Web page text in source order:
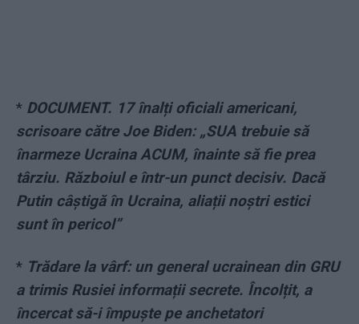
* DOCUMENT. 17 înalți oficiali americani,
scrisoare către Joe Biden: „SUA trebuie să
înarmeze Ucraina ACUM, înainte să fie prea
târziu. Războiul e într-un punct decisiv. Dacă
Putin câștigă în Ucraina, aliații noștri estici
sunt în pericol”
* Trădare la vârf: un general ucrainean din GRU
a trimis Rusiei informații secrete. Încolțit, a
încercat să-i împuște pe anchetatori